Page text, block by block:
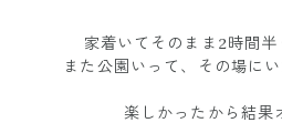
家着いてそのまま2時間半
また公園いって、その場に
楽しかったから結果